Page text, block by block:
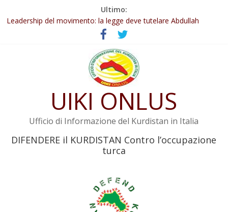
Ultimo:
Abdullah Öcalan: Le legge negativa deve essere trasformata in
Leadership del movimento: la legge deve tutelare Abdullah
Öcalan e l’intero movimento
Commissione donne del KNK: Şengal è di nuovo sotto minaccia
Non tenere conto della situazione di Rêber Apo ostacolerebbe
Il KNK chiede un’azione internazionale contro i crimini di guerra
UIKI ONLUS
Ufficio di Informazione del Kurdistan in Italia
DIFENDERE il KURDISTAN Contro l’occupazione
turca